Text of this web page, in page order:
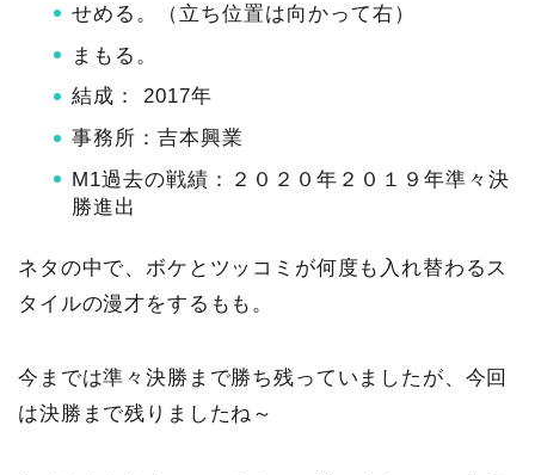
せめる。（立ち位置は向かって右）
まもる。
結成： 2017年
事務所：吉本興業
M1過去の戦績：２０２０年２０１９年準々決
勝進出
ネタの中で、ボケとツッコミが何度も入れ替わるス
タイルの漫才をするもも。
今までは準々決勝まで勝ち残っていましたが、今回
は決勝まで残りましたね～